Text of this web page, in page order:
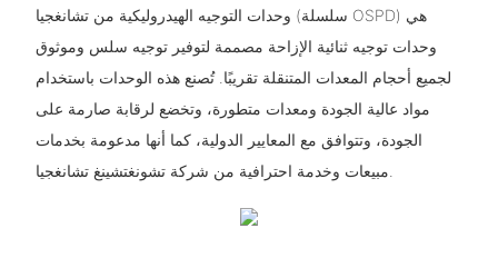
وحدات التوجيه الهيدروليكية من تشانغجيا (سلسلة OSPD) هي
وحدات توجيه ثنائية الإزاحة مصممة لتوفير توجيه سلس وموثوق
لجميع أحجام المعدات المتنقلة تقريبًا. تُصنع هذه الوحدات باستخدام
مواد عالية الجودة ومعدات متطورة، وتخضع لرقابة صارمة على
الجودة، وتتوافق مع المعايير الدولية، كما أنها مدعومة بخدمات